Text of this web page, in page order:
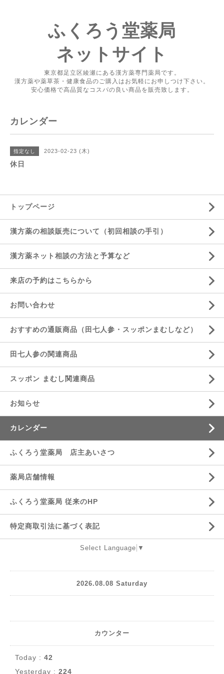
ふくろう堂薬局
ネットサイト
東京都足立区綾瀬にある漢方薬専門薬局です。
漢方薬や薬草茶・健康食品のご購入はお気軽にお申しつけ下さい。
安心価格で高品質なコスパの良い商品を販売致します。
カレンダー
指定なし 2023-02-23 (木)
休日
トップページ
漢方薬の相談販売について（初回相談の手引）
漢方薬ネット相談の方法と予算など
来店の予約はこちらから
お問い合わせ
おすすめの通販商品（田七人参・スッポンまむしなど）
田七人参の関連商品
スッポン まむし関連商品
お知らせ
カレンダー
ふくろう堂薬局 店主あいさつ
薬局店舗情報
ふくろう堂薬局 従来のHP
特定商取引法に基づく表記
Select Language ▼
2026.08.08 Saturday
カウンター
Today : 42
Yesterday : 224